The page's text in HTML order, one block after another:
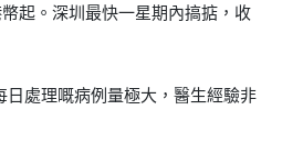
起。深圳最快一星期內搞掂，收
日處理嘅病例量極大，醫生經驗非